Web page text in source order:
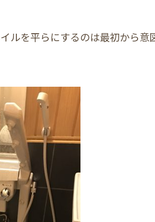
ルを平らにするのは最初から意